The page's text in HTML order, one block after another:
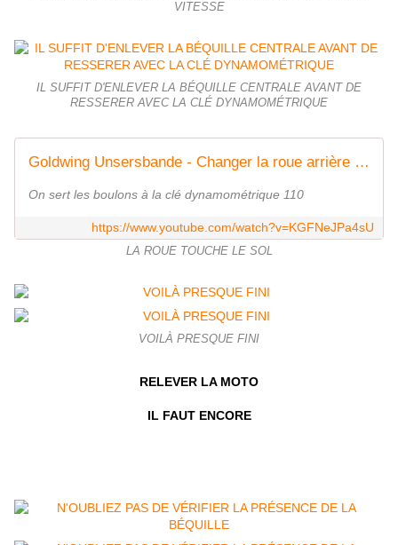
VITESSE
IL SUFFIT D'ENLEVER LA BÉQUILLE CENTRALE AVANT DE
RESSERER AVEC LA CLÉ DYNAMOMÉTRIQUE
Goldwing Unsersbande - Changer la roue arrière / rear wheel 1800 5
On sert les boulons à la clé dynamométrique 110
https://www.youtube.com/watch?v=KGFNeJPa4sU
LA ROUE TOUCHE LE SOL
VOILÀ PRESQUE FINI
RELEVER LA MOTO
IL FAUT ENCORE